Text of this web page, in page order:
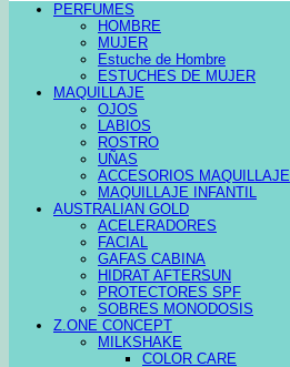
PERFUMES
HOMBRE
MUJER
Estuche de Hombre
ESTUCHES DE MUJER
MAQUILLAJE
OJOS
LABIOS
ROSTRO
UÑAS
ACCESORIOS MAQUILLAJE
MAQUILLAJE INFANTIL
AUSTRALIAN GOLD
ACELERADORES
FACIAL
GAFAS CABINA
HIDRAT AFTERSUN
PROTECTORES SPF
SOBRES MONODOSIS
Z.ONE CONCEPT
MILKSHAKE
COLOR CARE